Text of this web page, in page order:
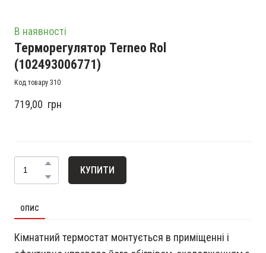
В наявності
Терморегулятор Terneo Rol
(102493006771)
Код товару 310
719,00  грн
КУПИТИ
ОПИС
Кімнатний термостат монтується в приміщенні і